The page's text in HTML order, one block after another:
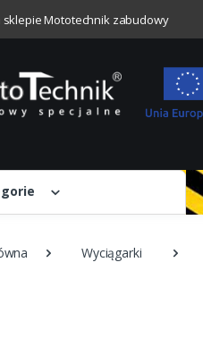
sklepie Mototechnik zabudowy
Wyciągarki